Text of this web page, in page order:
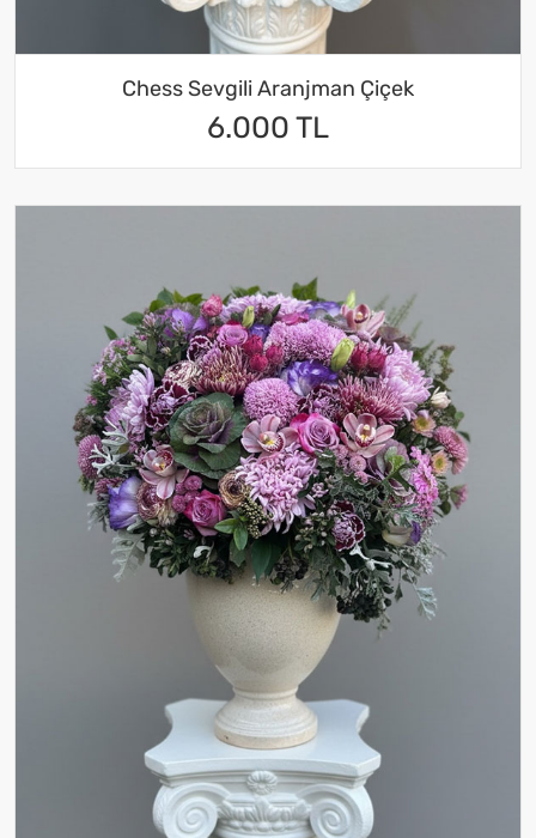
Chess Sevgili Aranjman Çiçek
6.000 TL